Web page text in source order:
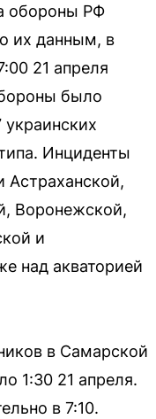
обороны РФ
их данным, в
21 апреля
было
украинских
Инциденты
Астраханской,
Воронежской,
и
над акваторией
в Самарской
1:30 21 апреля.
в 7:10.